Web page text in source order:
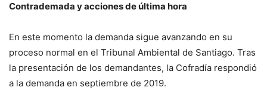
Contrademada y acciones de última hora
En este momento la demanda sigue avanzando en su
proceso normal en el Tribunal Ambiental de Santiago. Tras
la presentación de los demandantes, la Cofradía respondió
a la demanda en septiembre de 2019.